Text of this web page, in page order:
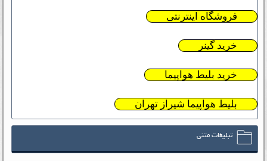
فروشگاه اینترنتی
خرید گینر
خرید بلیط هواپیما
بلیط هواپیما شیراز تهران
تبلیغات متنی